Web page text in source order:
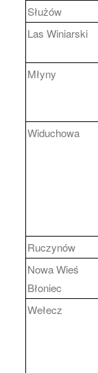
Służów
Las Winiarski
Młyny
Widuchowa
Ruczynów
Nowa Wieś
Błoniec
Wełecz